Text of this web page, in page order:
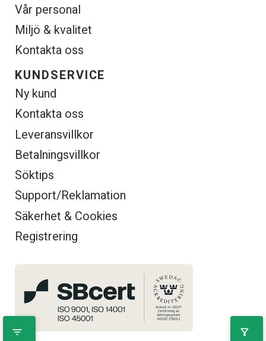
filter_list filter_alt
Vår personal
Miljö & kvalitet
Kontakta oss
KUNDSERVICE
Ny kund
Kontakta oss
Leveransvillkor
Betalningsvillkor
Söktips
Support/Reklamation
Säkerhet & Cookies
Registrering